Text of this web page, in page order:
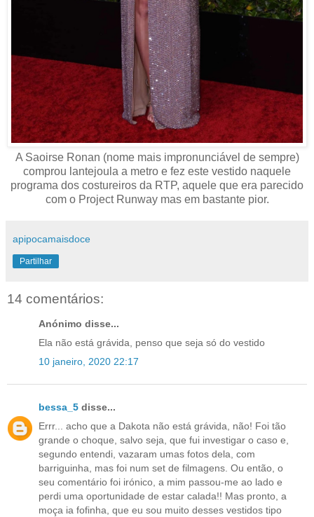
A Saoirse Ronan (nome mais impronunciável de sempre)
comprou lantejoula a metro e fez este vestido naquele
programa dos costureiros da RTP, aquele que era parecido
com o Project Runway mas em bastante pior.
apipocamaisdoce
Partilhar
14 comentários:
Anónimo disse...
Ela não está grávida, penso que seja só do vestido
10 janeiro, 2020 22:17
bessa_5 disse...
Errr... acho que a Dakota não está grávida, não! Foi tão
grande o choque, salvo seja, que fui investigar o caso e,
segundo entendi, vazaram umas fotos dela, com
barriguinha, mas foi num set de filmagens. Ou então, o
seu comentário foi irónico, a mim passou-me ao lado e
perdi uma oportunidade de estar calada!! Mas pronto, a
moça ia fofinha, que eu sou muito desses vestidos tipo